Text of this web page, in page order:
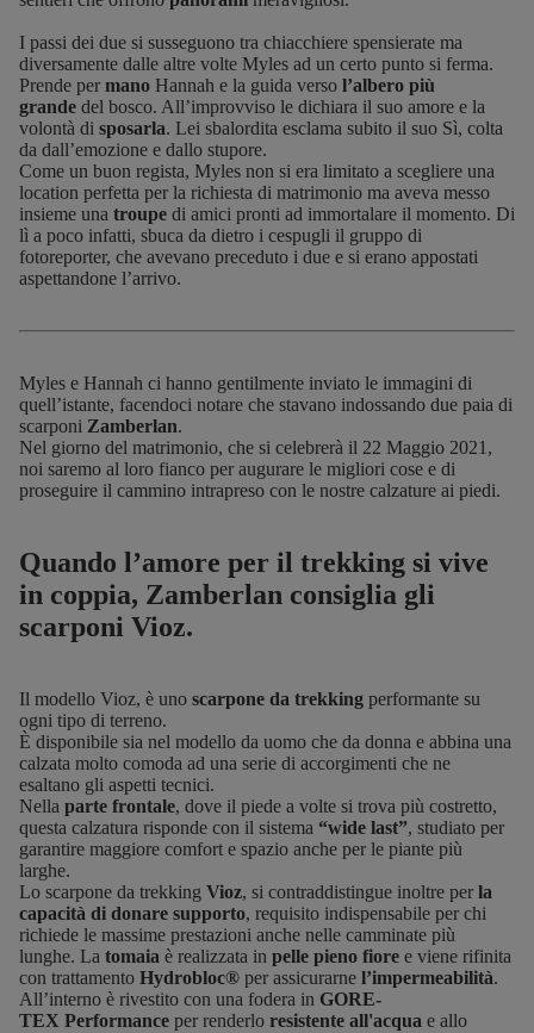
I passi dei due si susseguono tra chiacchiere spensierate ma
diversamente dalle altre volte Myles ad un certo punto si ferma.
Prende per mano Hannah e la guida verso l’albero più
grande del bosco. All’improvviso le dichiara il suo amore e la
volontà di sposarla. Lei sbalordita esclama subito il suo Sì, colta
da dall’emozione e dallo stupore.
Come un buon regista, Myles non si era limitato a scegliere una
location perfetta per la richiesta di matrimonio ma aveva messo
insieme una troupe di amici pronti ad immortalare il momento. Di
lì a poco infatti, sbuca da dietro i cespugli il gruppo di
fotoreporter, che avevano preceduto i due e si erano appostati
aspettandone l’arrivo.
Myles e Hannah ci hanno gentilmente inviato le immagini di
quell’istante, facendoci notare che stavano indossando due paia di
scarponi Zamberlan.
Nel giorno del matrimonio, che si celebrerà il 22 Maggio 2021,
noi saremo al loro fianco per augurare le migliori cose e di
proseguire il cammino intrapreso con le nostre calzature ai piedi.
Quando l’amore per il trekking si vive
in coppia, Zamberlan consiglia gli
scarponi Vioz.
Il modello Vioz, è uno scarpone da trekking performante su
ogni tipo di terreno.
È disponibile sia nel modello da uomo che da donna e abbina una
calzata molto comoda ad una serie di accorgimenti che ne
esaltano gli aspetti tecnici.
Nella parte frontale, dove il piede a volte si trova più costretto,
questa calzatura risponde con il sistema “wide last”, studiato per
garantire maggiore comfort e spazio anche per le piante più
larghe.
Lo scarpone da trekking Vioz, si contraddistingue inoltre per la
capacità di donare supporto, requisito indispensabile per chi
richiede le massime prestazioni anche nelle camminate più
lunghe. La tomaia è realizzata in pelle pieno fiore e viene rifinita
con trattamento Hydrobloc® per assicurarne l’impermeabilità.
All’interno è rivestito con una fodera in GORE-
TEX Performance per renderlo resistente all'acqua e allo